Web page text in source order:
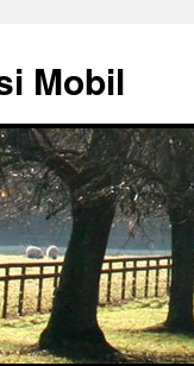
Mobil